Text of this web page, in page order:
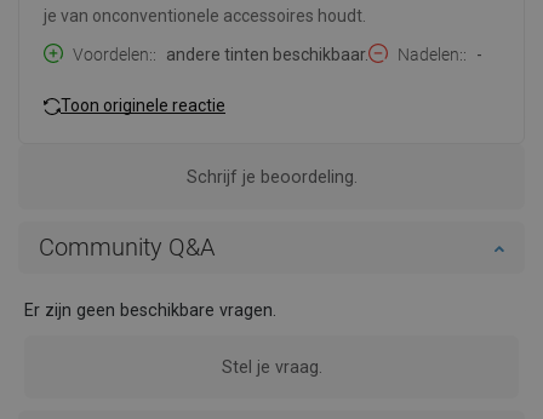
je van onconventionele accessoires houdt.
Voordelen:
andere tinten beschikbaar. Nadelen: -
Toon originele reactie
Schrijf je beoordeling.
Community Q&A
Er zijn geen beschikbare vragen.
Stel je vraag.